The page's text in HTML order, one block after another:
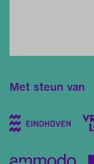
Met steun van